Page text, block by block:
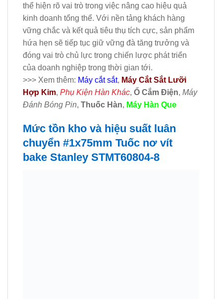
thể hiện rõ vai trò trong việc nâng cao hiệu quả
kinh doanh tổng thể. Với nền tảng khách hàng
vững chắc và kết quả tiêu thụ tích cực, sản phẩm
hứa hẹn sẽ tiếp tục giữ vững đà tăng trưởng và
đóng vai trò chủ lực trong chiến lược phát triển
của doanh nghiệp trong thời gian tới.
>>> Xem thêm: Máy cắt sắt, Máy Cắt Sắt Lưỡi
Hợp Kim, Phụ Kiện Hàn Khác, Ổ Cắm Điện, Máy
Đánh Bóng Pin, Thuốc Hàn, Máy Hàn Que
Mức tồn kho và hiệu suất luân
chuyển #1x75mm Tuốc nơ vít
bake Stanley STMT60804-8